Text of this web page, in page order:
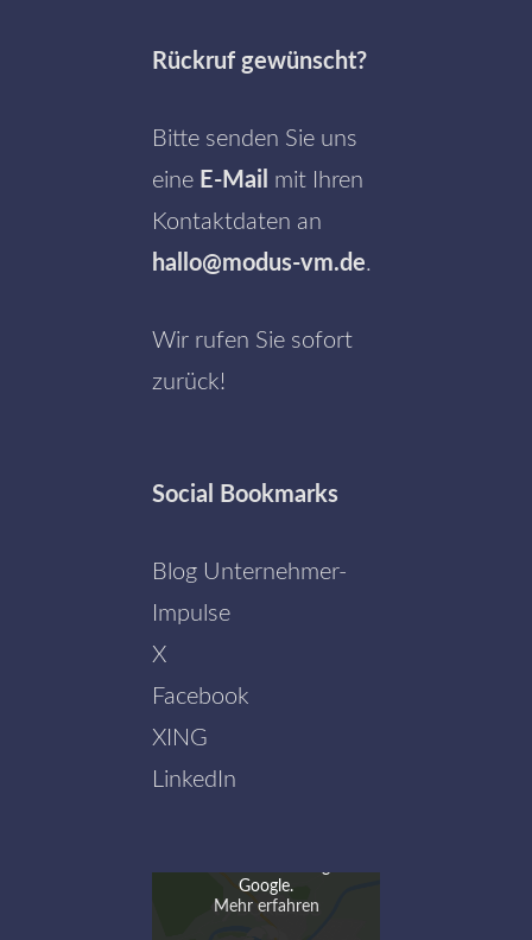
Rückruf gewünscht?
Bitte senden Sie uns
eine E-Mail mit Ihren
Kontaktdaten an
hallo@modus-vm.de.
Wir rufen Sie sofort
zurück!
Social Bookmarks
Blog Unternehmer-
Impulse
X
Facebook
XING
LinkedIn
Google.
Mehr erfahren